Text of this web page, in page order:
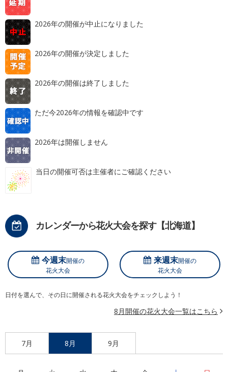
2026年の開催が中止になりました
2026年の開催が決定しました
2026年の開催は終了しました
ただ今2026年の情報を確認中です
2026年は開催しません
当日の開催可否は主催者にご確認ください
カレンダーから花火大会を探す【北海道】
今週末開催の
花火大会
来週末開催の
花火大会
日付を選んで、その日に開催される花火大会をチェックしよう！
8月開催の花火大会一覧はこちら
7月 8月 9月